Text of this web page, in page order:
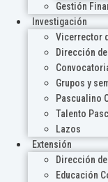
Gestión
Investigación
Vicerrector
Dirección
Grupos y
Pascualino
Talento
Lazos
Extensión
Dirección
Educación